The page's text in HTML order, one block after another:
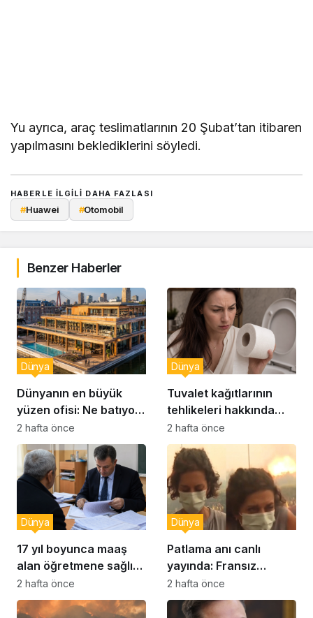
Yu ayrıca, araç teslimatlarının 20 Şubat’tan itibaren
yapılmasını beklediklerini söyledi.
HABERLE ILGILI DAHA FAZLASI
#Huawei #Otomobil
Benzer Haberler
Dünyanın en büyük
yüzen ofisi: Ne batıyor
ne yerinde kalıyor
Dünya
2 hafta önce
Tuvalet kağıtlarının
tehlikeleri hakkında
yeni uyarılar
Dünya
2 hafta önce
17 yıl boyunca maaş
alan öğretmene sağlık
raporu soruşturması
Dünya
2 hafta önce
Patlama anı canlı
yayında: Fransız
muhabir şaşkın
Dünya
2 hafta önce